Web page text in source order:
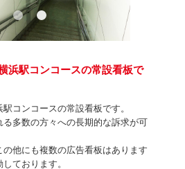
浜駅コンコースの常設看板で
コンコースの常設看板です。
多数の方々への長期的な訴求が可
他にも複数の広告看板はあります
ております。